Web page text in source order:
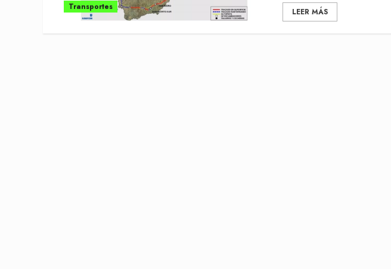
Transportes LEER MÁS